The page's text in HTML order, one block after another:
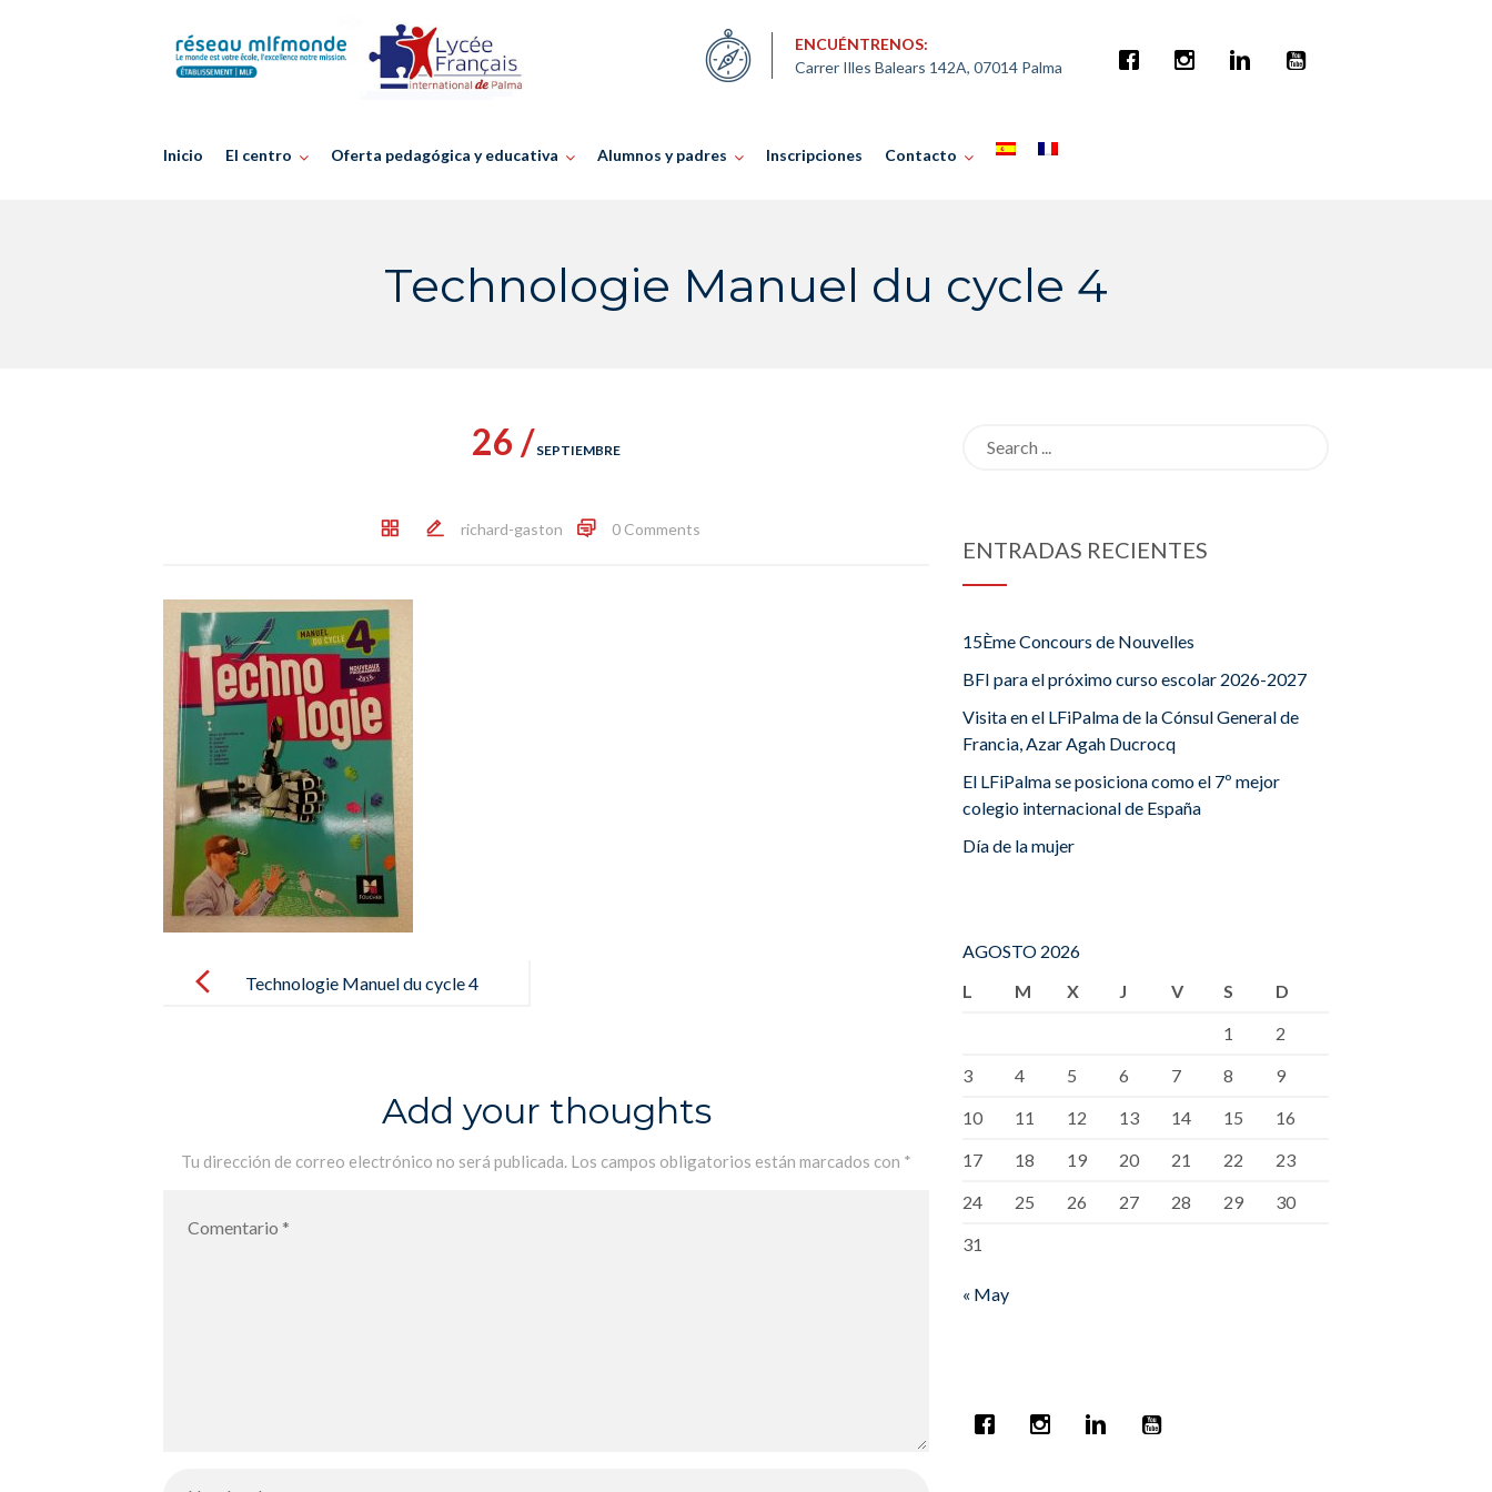
ENCUÉNTRENOS:
Carrer Illes Balears 142A, 07014 Palma
Inicio El centro Oferta pedagógica y educativa Alumnos y padres Inscripciones Contacto
Technologie Manuel du cycle 4
26 / SEPTIEMBRE
richard-gaston 0 Comments
navigation
Technologie Manuel du cycle 4
Add your thoughts
Tu dirección de correo electrónico no será publicada. Los campos obligatorios están marcados con *
ENTRADAS RECIENTES
15Ème Concours de Nouvelles
BFI para el próximo curso escolar 2026-2027
Visita en el LFiPalma de la Cónsul General de
Francia, Azar Agah Ducrocq
El LFiPalma se posiciona como el 7º mejor
colegio internacional de España
Día de la mujer
AGOSTO 2026
L
M X J V S
D
1
2
3
4 5 6 7 8
9
10
11 12 13 14 15
16
17
18 19 20 21 22
23
24
25 26 27 28 29
30
31
« May